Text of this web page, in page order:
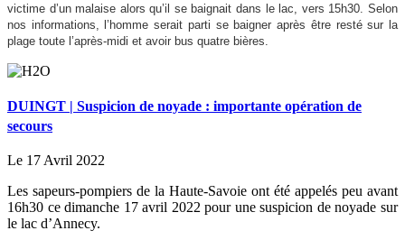
victime d’un malaise alors qu’il se baignait dans le lac, vers 15h30. Selon
nos informations, l’homme serait parti se baigner après être resté sur la
plage toute l’après-midi et avoir bus quatre bières.
DUINGT | Suspicion de noyade : importante opération de
secours
Le 17 Avril 2022
Les sapeurs-pompiers de la Haute-Savoie ont été appelés peu avant
16h30 ce dimanche 17 avril 2022 pour une suspicion de noyade sur
le lac d’Annecy.